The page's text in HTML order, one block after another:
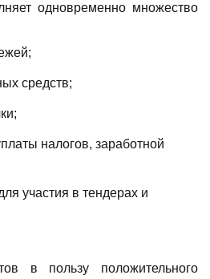
одновременно множество
средств;
налогов, заработной
участия в тендерах и
в пользу положительного